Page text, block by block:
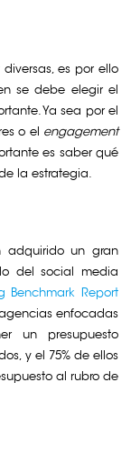
es por ello
se debe elegir el
Ya sea por el
o el engagement
es saber qué
la estrategia.
adquirido un gran
del social media
Benchmark Report
enfocadas
un presupuesto
y el 75% de ellos
al rubro de